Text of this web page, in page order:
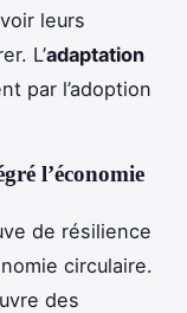
leurs
L’adaptation
par l’adoption
l’économie
de résilience
circulaire.
des